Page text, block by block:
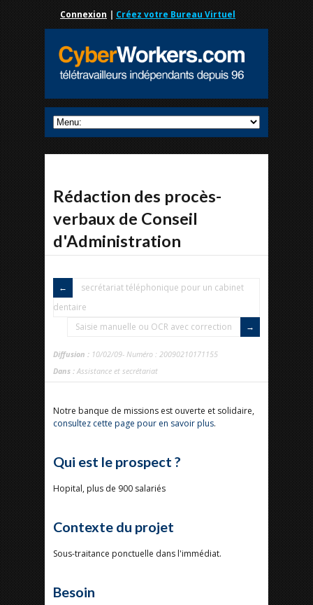
Connexion | Créez votre Bureau Virtuel
Rédaction des procès-
verbaux de Conseil
d'Administration
secrétariat téléphonique pour un cabinet
dentaire
Saisie manuelle ou OCR avec correction
Diffusion : 10/02/09- Numéro : 20090210171155
Dans : Assistance et secrétariat
Notre banque de missions est ouverte et solidaire,
consultez cette page pour en savoir plus.
Qui est le prospect ?
Hopital, plus de 900 salariés
Contexte du projet
Sous-traitance ponctuelle dans l'immédiat.
Besoin